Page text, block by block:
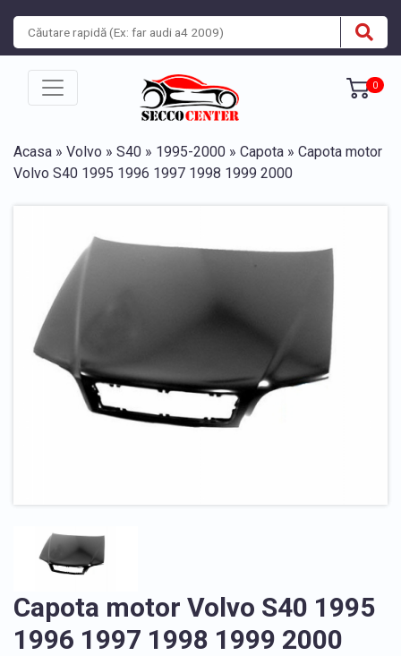
0
Acasa » Volvo » S40 » 1995-2000 » Capota » Capota motor
Volvo S40 1995 1996 1997 1998 1999 2000
Capota motor Volvo S40 1995
1996 1997 1998 1999 2000